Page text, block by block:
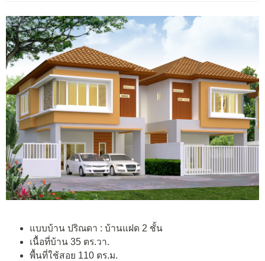
แบบบ้าน ปริณดา : บ้านแฝด 2 ชั้น
เนื้อที่บ้าน 35 ตร.วา.
พื้นที่ใช้สอย 110 ตร.ม.